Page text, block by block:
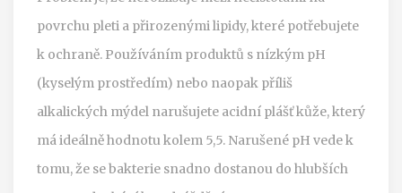
povrchu pleti a přirozenými lipidy, které potřebujete
k ochraně. Používáním produktů s nízkým pH
(kyselým prostředím) nebo naopak příliš
alkalických mýdel narušujete acidní plášť kůže, který
má ideálně hodnotu kolem 5,5. Narušené pH vede k
tomu, že se bakterie snadno dostanou do hlubších